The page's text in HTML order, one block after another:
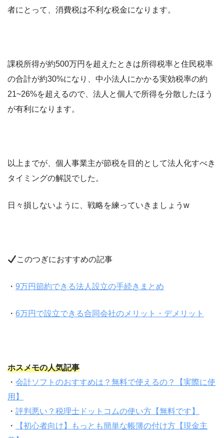
者にとって、消費税は不利な税金になります。
課税所得が約500万円を超えたときは所得税率と住民税率
の合計が約30%になり、中小法人にかかる実効税率の約
21~26%を超えるので、法人と個人で所得を分散したほう
が有利になります。
以上までが、個人事業主が節税を目的として法人化すべき
タイミングの解説でした。
日々損しないように、戦略を練っていきましょうw
このつぎにおすすめの記事
・ 9万円節約できる法人設立の手続きまとめ
・ 6万円で設立できる合同会社のメリット・デメリット
ホスメモの人気記事
・ 会計ソフトのおすすめは？無料で使えるの？【実際に使
用】
・ 評判悪い？税理士ドットコムの使い方【無料です】
・
【初心者向け】もっとも簡単な帳簿の付け方【現金主